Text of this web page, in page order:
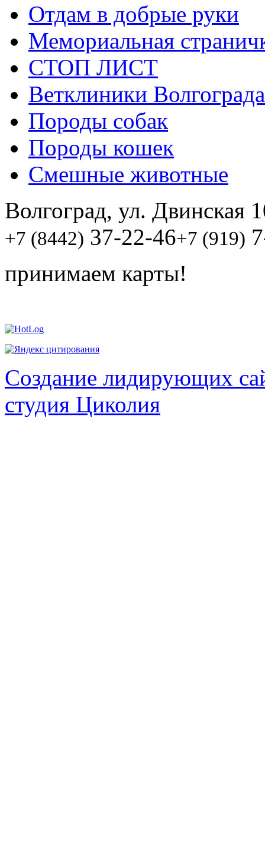
Отдам в добрые руки
Мемориальная
СТОП ЛИСТ
Ветклиники Волгограда
Породы собак
Породы кошек
Смешные животные
Волгоград, ул. Двинская
+7 (8442) 37-22-46+7 (919)
принимаем карты!
Создание лидирующих
студия Циколия